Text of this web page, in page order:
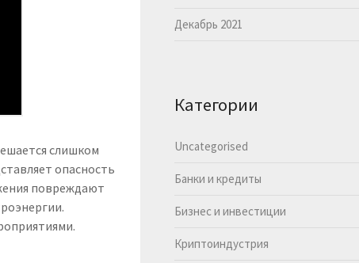
слишком
опасность
повреждают
Декабрь 2021
Категории
Uncategorised
Банки и кредиты
Бизнес и инвестиции
Криптоиндустрия